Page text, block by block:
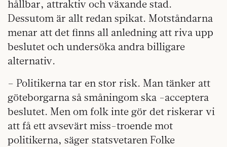
hållbar, attraktiv och växande stad.
Dessutom är allt redan spikat. Motståndarna
menar att det finns all anledning att riva upp
beslutet och undersöka andra billigare
alternativ.
– Politikerna tar en stor risk. Man tänker att
göteborgarna så småningom ska -acceptera
beslutet. Men om folk inte gör det riskerar vi
att få ett avsevärt miss-troende mot
politikerna, säger statsvetaren Folke